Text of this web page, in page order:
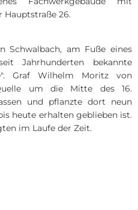
26.
Schwalbach, am Fuße eines
Jahrhunderten bekannte
Graf Wilhelm Moritz von
um die Mitte des 16.
und pflanzte dort neun
heute erhalten geblieben ist.
im Laufe der Zeit.